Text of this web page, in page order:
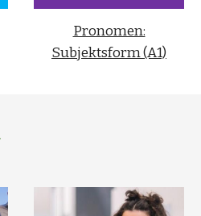
Pronomen:
Subjektsform (A1)